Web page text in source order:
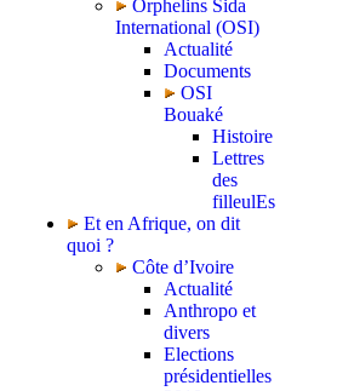
Orphelins Sida
International (OSI)
Actualité
Documents
OSI
Bouaké
Histoire
Lettres
des
filleulEs
Et en Afrique, on dit
quoi ?
Côte d’Ivoire
Actualité
Anthropo et
divers
Elections
présidentielles